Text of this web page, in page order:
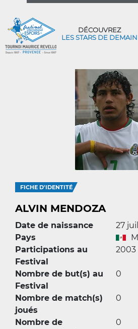
DÉCOUVREZ
LES STARS DE DEMAIN
FICHE D'IDENTITÉ
ALVIN MENDOZA
Date de naissance
27
Pays
Participations au
Festival
2003
Nombre de but(s) au
Festival
0
Nombre de match(s)
joués
0
Nombre de
0